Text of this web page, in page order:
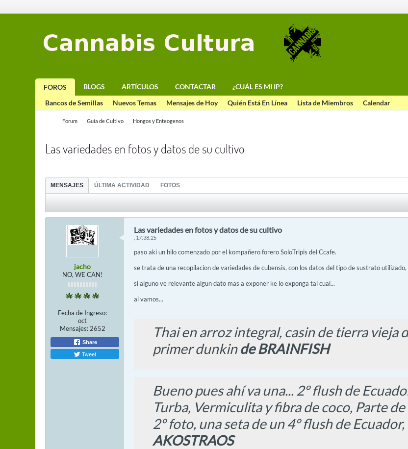
FOROS BLOGS ARTÍCULOS CONTACTAR
¿CUÁL ES MI IP?
Bancos de Semillas
Nuevos Temas Mensajes de Hoy Quién Está En Línea Lista de Miembros Calendar
Forum Guía de Cultivo Hongos y Enteogenos
Las variedades en fotos y datos de su cultivo
MENSAJES ÚLTIMA ACTIVIDAD FOTOS
jacho
NO, WE CAN!
Fecha de Ingreso:
oct
Mensajes: 2652
Share
Tweet
Las variedades en fotos y datos de su cultivo
, 17:38:25
paso aki un hilo comenzado por el kompañero forero SoloTripis del Ccafe.
se trata de una recopilacion de variedades de cubensis, con los datos del tipo de sustrato
si alguno ve relevante algun dato mas a exponer ke lo exponga tal cual...
ai vamos...
Thai en arroz integral, casin de tierra vieja
primer dunkinde BRAINFISH
Bueno pues ahí va una... 2º flush de
Turba, Vermiculita y fibra de coco, Parte
2º foto, una seta de un 4º flush de
AKOSTRAOS